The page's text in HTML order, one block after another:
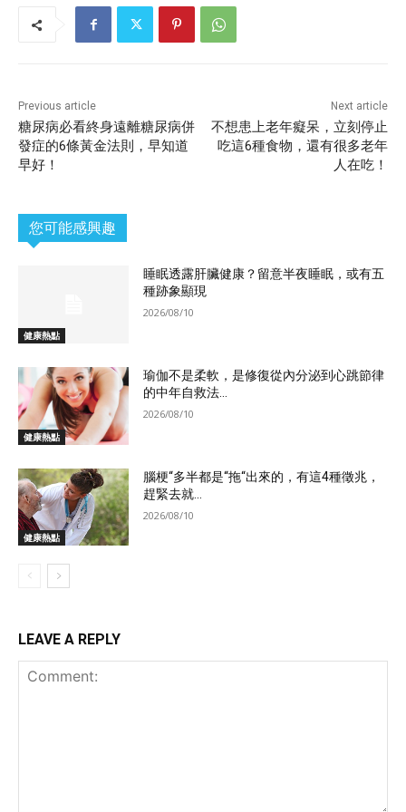
Previous article
糖尿病必看終身遠離糖尿病併
發症的6條黃金法則，早知道
早好！
Next article
不想患上老年癡呆，立刻停止
吃這6種食物，還有很多老年
人在吃！
您可能感興趣
健康熱點
睡眠透露肝臟健康？留意半夜睡眠，或有五
種跡象顯現
2026/08/10
健康熱點
瑜伽不是柔軟，是修復從內分泌到心跳節律
的中年自救法...
2026/08/10
健康熱點
腦梗“多半都是“拖“出來的，有這4種徵兆，
趕緊去就...
2026/08/10
LEAVE A REPLY